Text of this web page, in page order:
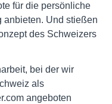
für die persönliche
anbieten. Und stießen
des Schweizers
bei der wir
als
angeboten